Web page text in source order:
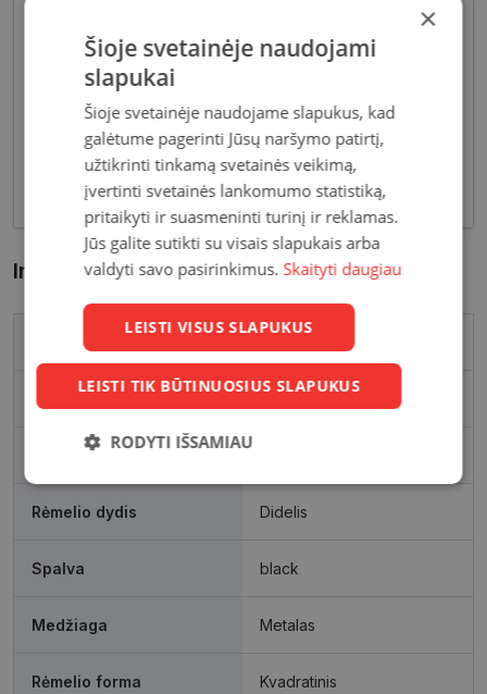
Pagrindiniai reikalavimai, keliami vyriškiems
akiniams - patvarios medžiagos bei solidžios
vyriškos formos, derančios prie įvairių vyriškų
aprangos stilių. Dėl funkcionalumo bei puikių
optinių savybių, vyriški akiniai skirti nešiojimui
kasdien, vairavimui bei sportui.
Informacija apie prekę
Prekės ženklas
Išleidimo metai
Rėmelio matmenys, mm
Rėmelio dydis Didelis
Spalva black
Medžiaga Metalas
Rėmelio forma Kvadratinis
×
Šioje svetainėje naudojami
slapukai
Šioje svetainėje naudojame slapukus, kad
galėtume pagerinti Jūsų naršymo patirtį,
užtikrinti tinkamą svetainės veikimą,
įvertinti svetainės lankomumo statistiką,
pritaikyti ir suasmeninti turinį ir reklamas.
Jūs galite sutikti su visais slapukais arba
valdyti savo pasirinkimus. Skaityti daugiau
LEISTI VISUS SLAPUKUS
LEISTI TIK BŪTINUOSIUS SLAPUKUS
RODYTI IŠSAMIAU
Būtinieji
slapukai
Statistikos
slapukai
Rinkodaros